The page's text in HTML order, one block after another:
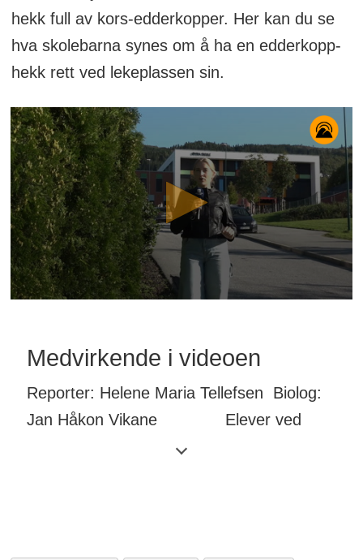
hekk full av kors-edderkopper. Her kan du se
hva skolebarna synes om å ha en edderkopp-
hekk rett ved lekeplassen sin.
Medvirkende i videoen
Reporter: Helene Maria Tellefsen Biolog:
Jan Håkon Vikane Elever ved
Øyra: Jorunn, Oline og Vilde